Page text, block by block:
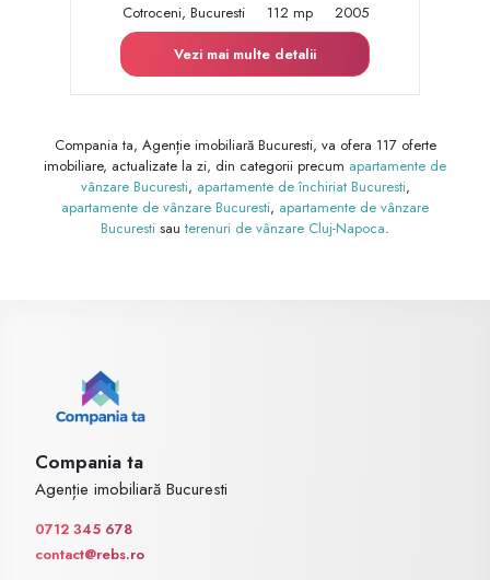
Cotroceni, Bucuresti
112 mp
2005
Vezi mai multe detalii
Compania ta, Agenție imobiliară Bucuresti, va ofera 117 oferte
imobiliare, actualizate la zi, din categorii precum apartamente de
vânzare Bucuresti, apartamente de închiriat Bucuresti,
apartamente de vânzare Bucuresti, apartamente de vânzare
Bucuresti sau terenuri de vânzare Cluj-Napoca.
Compania ta
Agenție imobiliară Bucuresti
0712 345 678
contact@rebs.ro